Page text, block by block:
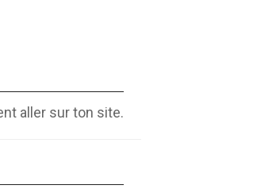
aller sur ton site.